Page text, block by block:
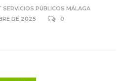
SERVICIOS PÚBLICOS MÁLAGA
DE 2025
0